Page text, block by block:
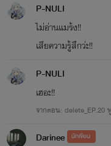
หญิงสาวเอ่ยถามเค้าด้วย
"ฉันเป็นห่วงทุกคนนั่นแ
หญิงสาวถูกเหวี่ยงออกจ
หากแต่คนใจร้ายกลับไ
ทันที
P-NULI
ไม่อ่านแมร้ง!!
เสียความรู้สึกว่ะ!!
P-NULI
เฮอะ!!
จากตอน: delete_EP.20
Darinee นักเขียน